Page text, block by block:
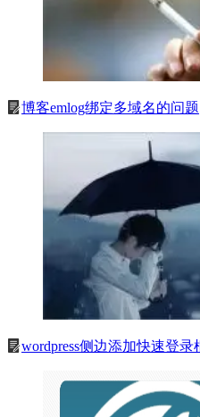
博客emlog绑定多域名的问题
wordpress侧边添加快速登录